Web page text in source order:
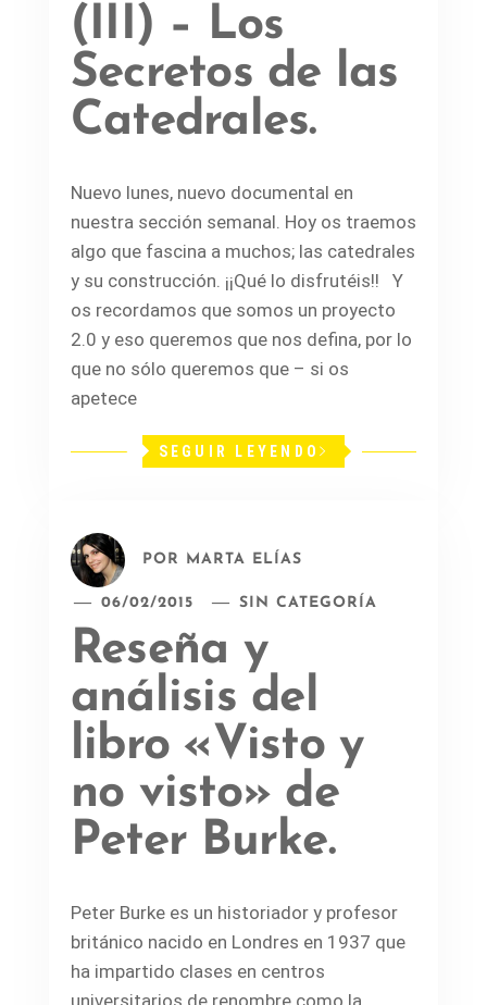
(III) – Los
Secretos de las
Catedrales.
Nuevo lunes, nuevo documental en
nuestra sección semanal. Hoy os traemos
algo que fascina a muchos; las catedrales
y su construcción. ¡¡Qué lo disfrutéis!! Y
os recordamos que somos un proyecto
2.0 y eso queremos que nos defina, por lo
que no sólo queremos que – si os
apetece
SEGUIR LEYENDO
POR MARTA ELÍAS
06/02/2015 SIN CATEGORÍA
Reseña y
análisis del
libro «Visto y
no visto» de
Peter Burke.
Peter Burke es un historiador y profesor
británico nacido en Londres en 1937 que
ha impartido clases en centros
universitarios de renombre como la